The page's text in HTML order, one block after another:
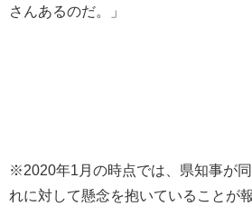
さんあるのだ。」
※2020年1月の時点では、県知事が
れに対して懸念を抱いていることが